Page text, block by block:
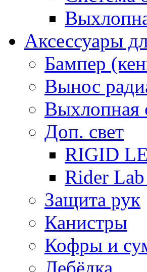
Аксессуары
Бампер
Вынос
Выхлопная
Доп. свет
RIGID
Rider
Защита рук
Канистры
Кофры и
Лебёдка